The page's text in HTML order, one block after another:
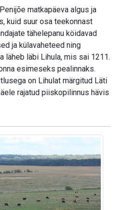
matkapäeva algus ja
kuid suur osa teekonnast
tähelepanu köidavad
ja külavaheteed ning
läheb läbi Lihula, mis sai 1211.
esimeseks pealinnaks.
on Lihulat märgitud Läti
rajatud piiskopilinnus hävis